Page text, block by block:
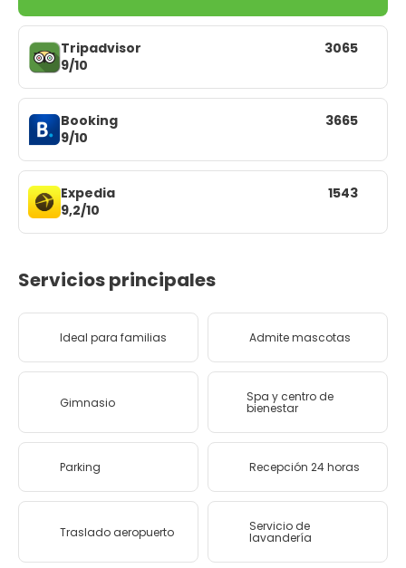
Tripadvisor
9/10
3065
Booking
9/10
3665
Expedia
9,2/10
1543
Servicios principales
Ideal para familias Admite mascotas
Gimnasio Spa y centro de
bienestar
Parking Recepción 24 horas
Traslado aeropuerto Servicio de
lavandería